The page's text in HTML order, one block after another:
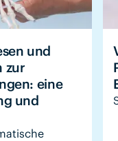
und
zur
eine
und